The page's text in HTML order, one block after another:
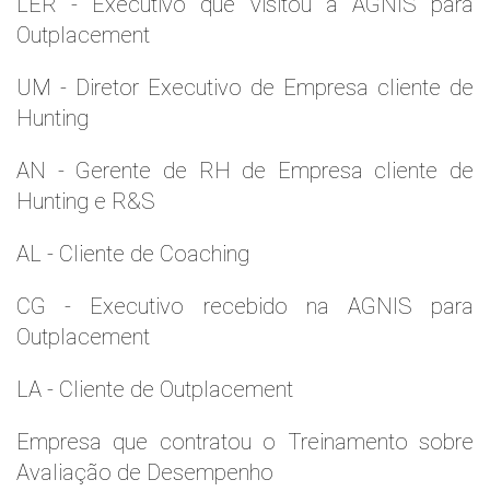
Outplacement
UM - Diretor Executivo de Empresa cliente de
Hunting
AN - Gerente de RH de Empresa cliente de
Hunting e R&S
AL - Cliente de Coaching
CG - Executivo recebido na AGNIS para
Outplacement
LA - Cliente de Outplacement
Empresa que contratou o Treinamento sobre
Avaliação de Desempenho